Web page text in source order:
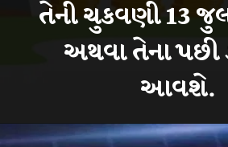
તેની ચુકવણી 13
અથવા તેના પછી
આવશે.